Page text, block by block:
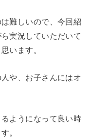
難しいので、今回紹
実況していただいて
います。
や、お子さんにはオ
ようになって良い時
。